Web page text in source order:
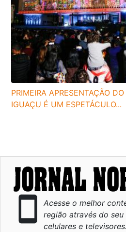
PRIMEIRA APRESENTAÇÃO
IGUAÇU É UM ESPETÁCULO...
smartphone
Acesse o melhor
região através do
celulares e televisores.